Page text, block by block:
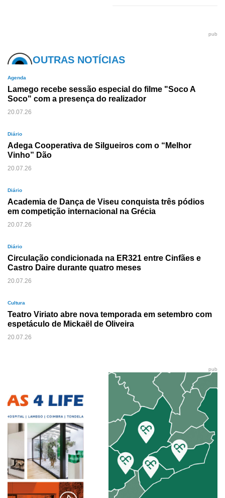
pub
OUTRAS NOTÍCIAS
Agenda
Lamego recebe sessão especial do filme "Soco A
Soco" com a presença do realizador
20.07.26
Diário
Adega Cooperativa de Silgueiros com o “Melhor
Vinho” Dão
20.07.26
Diário
Academia de Dança de Viseu conquista três pódios
em competição internacional na Grécia
20.07.26
Diário
Circulação condicionada na ER321 entre Cinfães e
Castro Daire durante quatro meses
20.07.26
Cultura
Teatro Viriato abre nova temporada em setembro com
espetáculo de Mickaël de Oliveira
20.07.26
pub